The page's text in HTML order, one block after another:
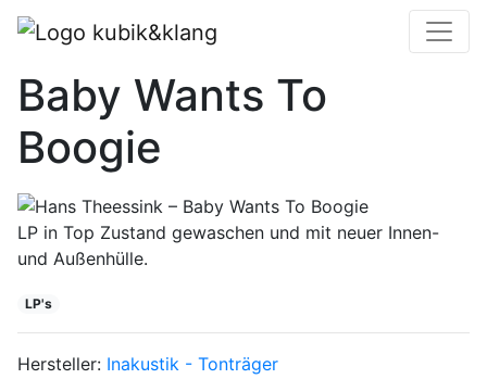
Hans Theessink –
Baby Wants To
Boogie
LP in Top Zustand gewaschen und mit neuer Innen-
und Außenhülle.
LP's
Hersteller: Inakustik - Tonträger